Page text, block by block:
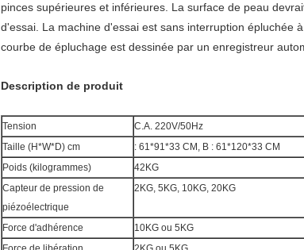
pinces supérieures et inférieures. La surface de peau
d'essai. La machine d'essai est sans interruption épluchée
courbe de épluchage est dessinée par un enregistreur
Description de produit
Tension
C.A. 220V/50Hz
Taille (H*W*D) cm
: 61*91*33 CM, B : 61*120*33 CM
Poids (kilogrammes)
42KG
Capteur de pression de
piézoélectrique
2KG, 5KG, 10KG, 20KG
Force d'adhérence
10KG ou 5KG